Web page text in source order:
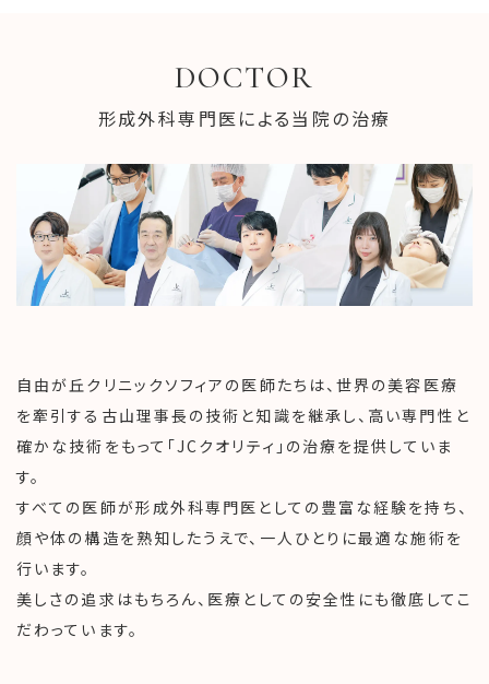
DOCTOR
形成外科専門医による当院の治療
自由が丘クリニックソフィアの医師たちは、世界の美容医療
を牽引する古山理事長の技術と知識を継承し、高い専門性と
確かな技術をもって「JCクオリティ」の治療を提供していま
す。
すべての医師が形成外科専門医としての豊富な経験を持ち、
顔や体の構造を熟知したうえで、一人ひとりに最適な施術を
行います。
美しさの追求はもちろん、医療としての安全性にも徹底してこ
だわっています。